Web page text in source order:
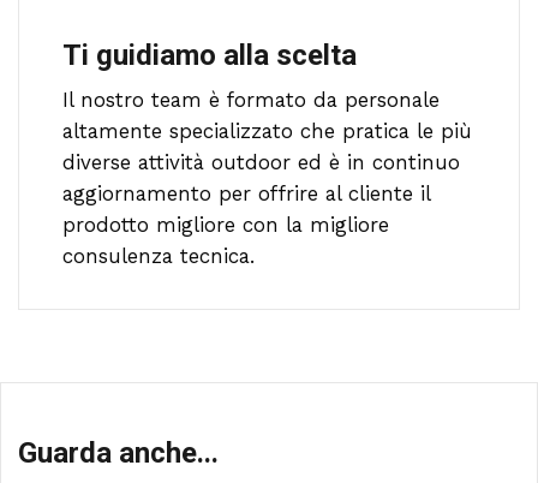
Ti guidiamo alla scelta
Il nostro team è formato da personale
altamente specializzato che pratica le più
diverse attività outdoor ed è in continuo
aggiornamento per offrire al cliente il
prodotto migliore con la migliore
consulenza tecnica.
Guarda anche...